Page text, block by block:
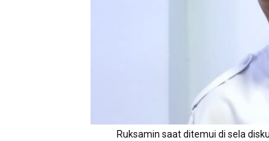
Ruksamin saat ditemui di sela